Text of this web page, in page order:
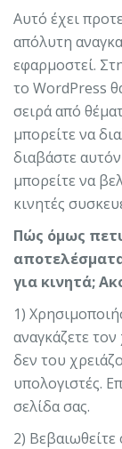
Αυτό έχει
απόλυτη
εφαρμοστεί.
το WordPress
σειρά από
μπορείτε να
διαβάστε
μπορείτε να
κινητές
Πώς όμως
για κινητά;
1)
αναγκάζετε
δεν του
υπολογιστές.
σελίδα σας.
2) Βεβαιωθείτε